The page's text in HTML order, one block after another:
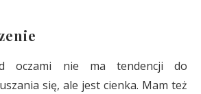
oczami nie ma tendencji do
się, ale jest cienka. Mam też